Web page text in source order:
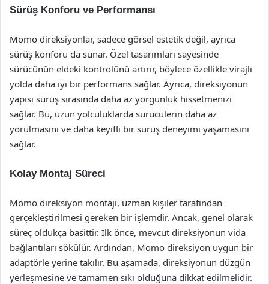
Sürüş Konforu ve Performansı
Momo direksiyonlar, sadece görsel estetik değil, ayrıca
sürüş konforu da sunar. Özel tasarımları sayesinde
sürücünün eldeki kontrolünü artırır, böylece özellikle virajlı
yolda daha iyi bir performans sağlar. Ayrıca, direksiyonun
yapısı sürüş sırasında daha az yorgunluk hissetmenizi
sağlar. Bu, uzun yolculuklarda sürücülerin daha az
yorulmasını ve daha keyifli bir sürüş deneyimi yaşamasını
sağlar.
Kolay Montaj Süreci
Momo direksiyon montajı, uzman kişiler tarafından
gerçekleştirilmesi gereken bir işlemdir. Ancak, genel olarak
süreç oldukça basittir. İlk önce, mevcut direksiyonun vida
bağlantıları sökülür. Ardından, Momo direksiyon uygun bir
adaptörle yerine takılır. Bu aşamada, direksiyonun düzgün
yerleşmesine ve tamamen sıkı olduğuna dikkat edilmelidir.